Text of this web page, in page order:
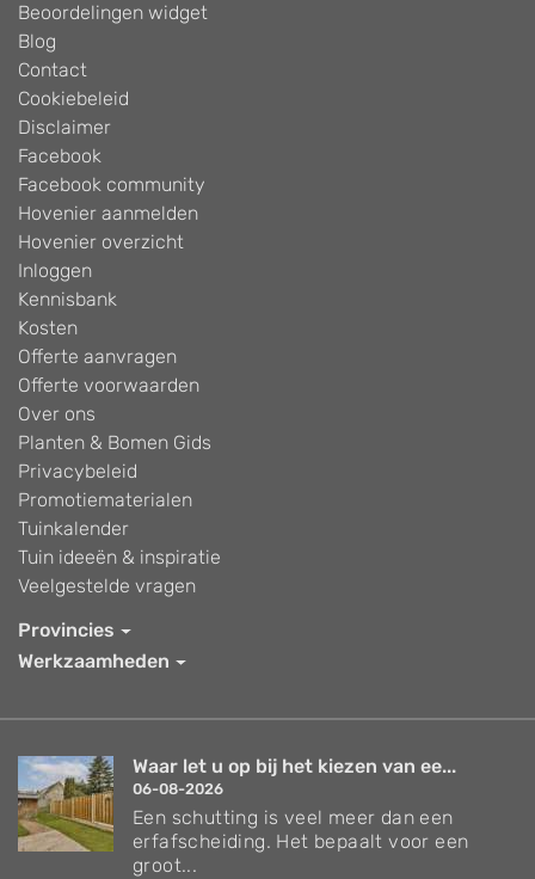
Beoordelingen widget
Blog
Contact
Cookiebeleid
Disclaimer
Facebook
Facebook community
Hovenier aanmelden
Hovenier overzicht
Inloggen
Kennisbank
Kosten
Offerte aanvragen
Offerte voorwaarden
Over ons
Planten & Bomen Gids
Privacybeleid
Promotiematerialen
Tuinkalender
Tuin ideeën & inspiratie
Veelgestelde vragen
Provincies
Werkzaamheden
Waar let u op bij het kiezen van ee...
06-08-2026
Een schutting is veel meer dan een
erfafscheiding. Het bepaalt voor een
groot...